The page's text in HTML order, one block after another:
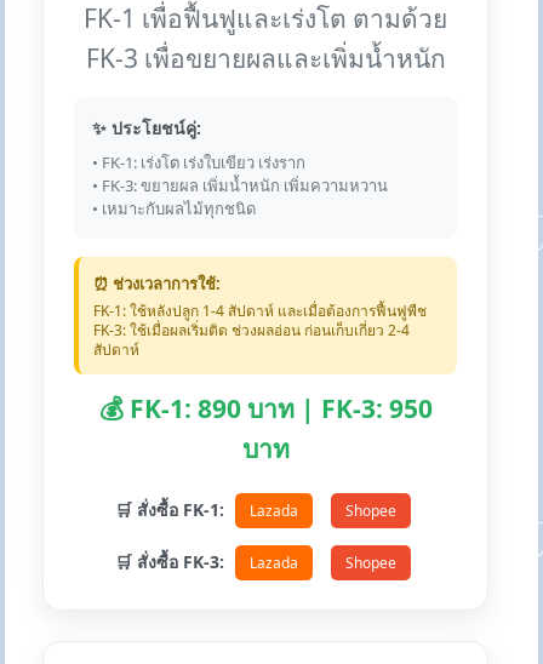
FK-1 เพื่อฟื้นฟูและเร่งโต ตามด้วย
FK-3 เพื่อขยายผลและเพิ่มน้ำหนัก
✨ ประโยชน์คู่:
• FK-1: เร่งโต เร่งใบเขียว เร่งราก
• FK-3: ขยายผล เพิ่มน้ำหนัก เพิ่มความหวาน
• เหมาะกับผลไม้ทุกชนิด
⏰ ช่วงเวลาการใช้:
FK-1: ใช้หลังปลูก 1-4 สัปดาห์ และเมื่อต้องการฟื้นฟูพืช
FK-3: ใช้เมื่อผลเริ่มติด ช่วงผลอ่อน ก่อนเก็บเกี่ยว 2-4
สัปดาห์
💰 FK-1: 890 บาท | FK-3: 950
บาท
🛒 สั่งซื้อ FK-1: Lazada Shopee
🛒 สั่งซื้อ FK-3: Lazada Shopee